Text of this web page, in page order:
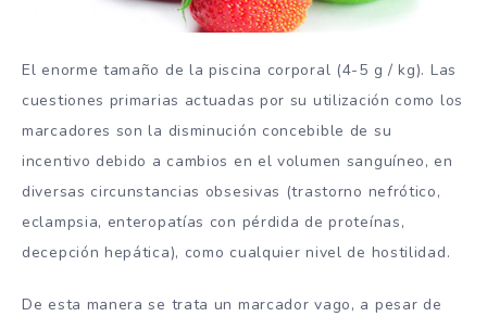
El enorme tamaño de la piscina corporal (4-5 g / kg). Las
cuestiones primarias actuadas por su utilización como los
marcadores son la disminución concebible de su
incentivo debido a cambios en el volumen sanguíneo, en
diversas circunstancias obsesivas (trastorno nefrótico,
eclampsia, enteropatías con pérdida de proteínas,
decepción hepática), como cualquier nivel de hostilidad.
De esta manera se trata un marcador vago, a pesar de